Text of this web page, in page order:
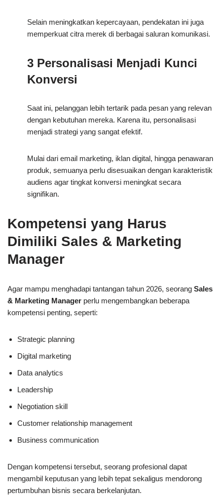
Selain meningkatkan kepercayaan, pendekatan ini juga
memperkuat citra merek di berbagai saluran komunikasi.
3 Personalisasi Menjadi Kunci
Konversi
Saat ini, pelanggan lebih tertarik pada pesan yang relevan
dengan kebutuhan mereka. Karena itu, personalisasi
menjadi strategi yang sangat efektif.
Mulai dari email marketing, iklan digital, hingga penawaran
produk, semuanya perlu disesuaikan dengan karakteristik
audiens agar tingkat konversi meningkat secara
signifikan.
Kompetensi yang Harus
Dimiliki Sales & Marketing
Manager
Agar mampu menghadapi tantangan tahun 2026, seorang Sales
& Marketing Manager perlu mengembangkan beberapa
kompetensi penting, seperti:
Strategic planning
Digital marketing
Data analytics
Leadership
Negotiation skill
Customer relationship management
Business communication
Dengan kompetensi tersebut, seorang profesional dapat
mengambil keputusan yang lebih tepat sekaligus mendorong
pertumbuhan bisnis secara berkelanjutan.